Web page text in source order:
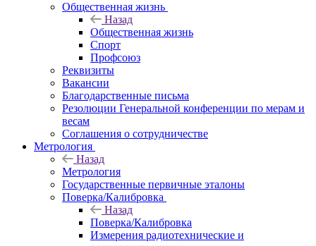
Общественная жизнь
Назад
Общественная жизнь
Спорт
Профсоюз
Реквизиты
Вакансии
Благодарственные письма
Резолюции Генеральной конференции по мерам и
весам
Соглашения о сотрудничестве
Метрология
Назад
Метрология
Государственные первичные эталоны
Поверка/Калибровка
Назад
Поверка/Калибровка
Измерения радиотехнические и